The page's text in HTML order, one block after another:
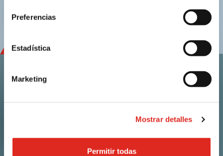
Preferencias
Estadística
Marketing
Mostrar detalles
Permitir todas
97922 Lauda-Koenigshofen